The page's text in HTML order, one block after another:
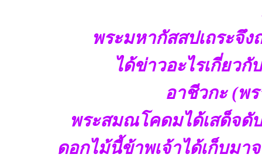
พระมหากัสสปเถระจึ
ได้ข่าวอะไรเกี่ยว
อาชีวกะ (พ
พระสมณโคดมได้เสด็จดั
ดอกไม้นี้ข้าพเจ้าได้เก็บม